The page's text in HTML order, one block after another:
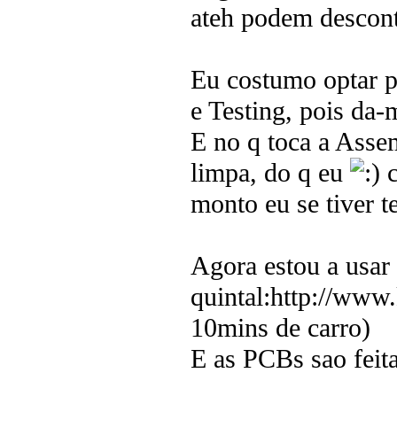
ateh podem
Eu costumo optar
e Testing, pois da-
E no q toca a
limpa, do q eu
monto eu se tiver
Agora estou a
quintal:http://
10mins de carro)
E as PCBs sao